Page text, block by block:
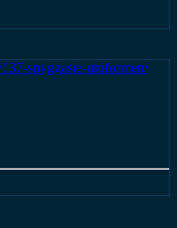
snyggaste-uniformen/